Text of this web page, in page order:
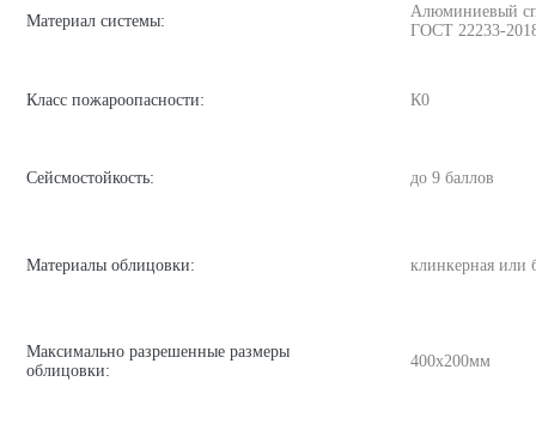
Материал системы:
Алюминиевый
ГОСТ 22233-
Класс пожароопасности: К0
Сейсмостойкость: до 9 баллов
Материалы облицовки: клинкерная или
Максимально разрешенные размеры
облицовки:
400х200мм